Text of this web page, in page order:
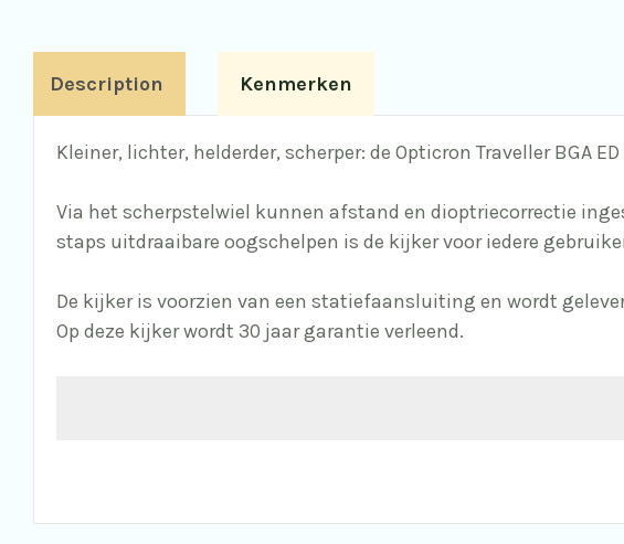
Description Kenmerken
Kleiner, lichter, helderder, scherper: de Opticron Traveller
Via het scherpstelwiel kunnen afstand en dioptriecorrectie
staps uitdraaibare oogschelpen is de kijker voor iedere
De kijker is voorzien van een statiefaansluiting en wordt
Op deze kijker wordt 30 jaar garantie verleend.